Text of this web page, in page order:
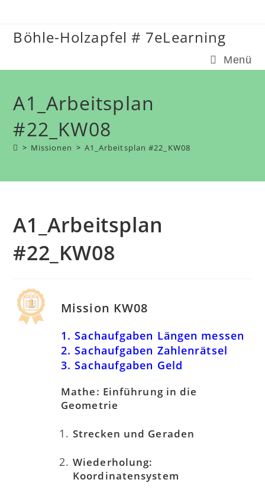
springen
Böhle-Holzapfel # 7eLearning
Menü
A1_Arbeitsplan
#22_KW08
> Missionen > A1_Arbeitsplan #22_KW08
A1_Arbeitsplan
#22_KW08
Mission KW08
1. Sachaufgaben Längen messen
2. Sachaufgaben Zahlenrätsel
3. Sachaufgaben Geld
Mathe: Einführung in die
Geometrie
Strecken und Geraden
Wiederholung:
Koordinatensystem